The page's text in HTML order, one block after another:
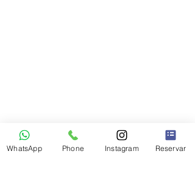
WhatsApp Phone Instagram Reservar